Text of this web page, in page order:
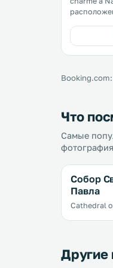
замка
Booking.com:
Что
Самые
Собор
Павла
Cathedral
Другие